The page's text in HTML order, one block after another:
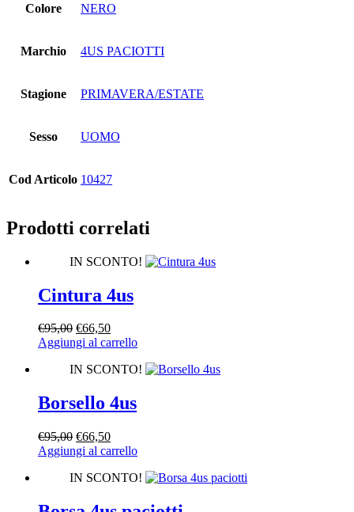
Colore NERO
Marchio 4US PACIOTTI
Stagione PRIMAVERA/ESTATE
Sesso UOMO
Cod Articolo 10427
Prodotti correlati
IN SCONTO!
Cintura 4us
€95,00 Il
prezzo
era:
€66,50Il
prezzo
è:
Aggiungi al carrello
IN SCONTO!
Borsello 4us
€95,00 Il
prezzo
era:
€66,50Il
prezzo
è:
Aggiungi al carrello
IN SCONTO!